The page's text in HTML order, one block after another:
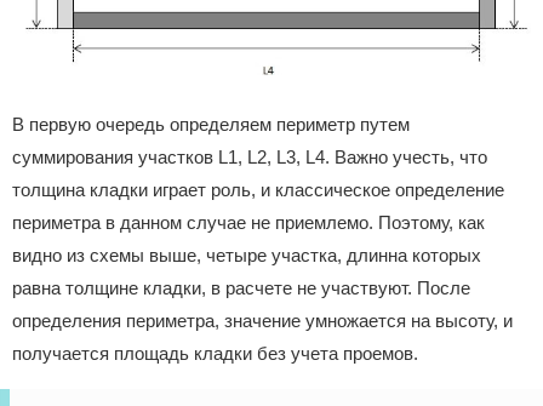
В первую очередь определяем периметр путем
суммирования участков L1, L2, L3, L4. Важно учесть, что
толщина кладки играет роль, и классическое определение
периметра в данном случае не приемлемо. Поэтому, как
видно из схемы выше, четыре участка, длинна которых
равна толщине кладки, в расчете не участвуют. После
определения периметра, значение умножается на высоту, и
получается площадь кладки без учета проемов.